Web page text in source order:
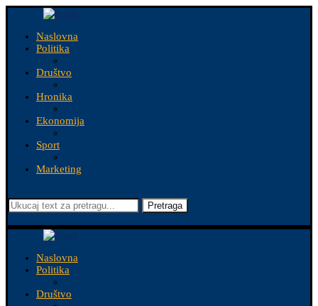
Naslovna
Politika
Društvo
Hronika
Ekonomija
Sport
Marketing
Pretraga
Naslovna
Politika
Društvo